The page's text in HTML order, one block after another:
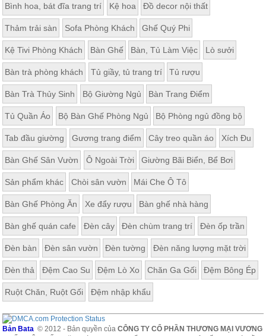
Bình hoa, bát đĩa trang trí Kệ hoa Đồ decor nội thất
Thảm trải sàn Sofa Phòng Khách Ghế Quý Phi
Kệ Tivi Phòng Khách Bàn Ghế Bàn, Tủ Làm Việc Lò sưởi
Bàn trà phòng khách Tủ giầy, tủ trang trí Tủ rượu
Bàn Trà Thủy Sinh Bộ Giường Ngủ Bàn Trang Điểm
Tủ Quần Áo Bộ Bàn Ghế Phòng Ngủ Bộ Phòng ngủ đồng bộ
Tab đầu giường Gương trang điểm Cây treo quần áo Xích Đu
Bàn Ghế Sân Vườn Ô Ngoài Trời Giường Bãi Biển, Bể Bơi
Sản phẩm khác Chòi sân vườn Mái Che Ô Tô
Bàn Ghế Phòng Ăn Xe đẩy rượu Bàn ghế nhà hàng
Bàn ghế quán cafe Đèn cây Đèn chùm trang trí Đèn ốp trần
Đèn bàn Đèn sân vườn Đèn tường Đèn năng lượng mặt trời
Đèn thả Đệm Cao Su Đệm Lò Xo Chăn Ga Gối Đệm Bông Ép
Ruột Chăn, Ruột Gối Đệm nhập khẩu
Bản Bata © 2012 - Bản quyền củaCÔNG TY CỔ PHẦN THƯƠNG MẠI VƯƠNG